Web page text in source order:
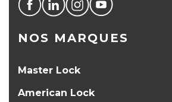
NOS MARQUES
Master Lock
American Lock